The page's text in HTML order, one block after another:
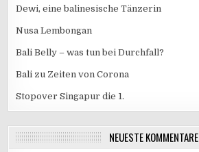
Dewi, eine balinesische Tänzerin
Nusa Lembongan
Bali Belly – was tun bei Durchfall?
Bali zu Zeiten von Corona
Stopover Singapur die 1.
NEUESTE KOMMENTARE